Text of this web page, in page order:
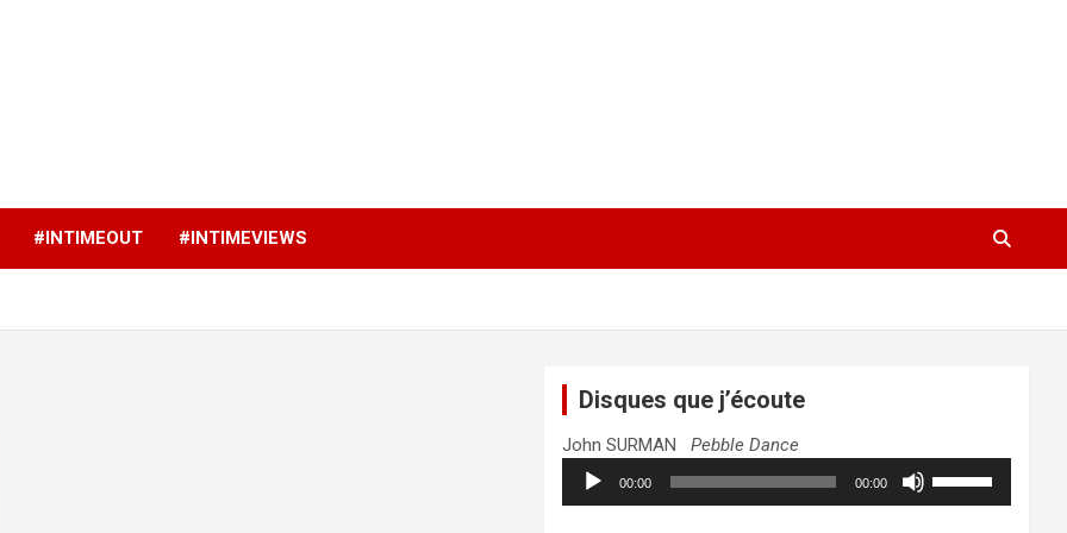
#INTIMEOUT #INTIMEVIEWS
Disques que j’écoute
John SURMANPebble Dance
Lecteur
audio
00:00 00:00